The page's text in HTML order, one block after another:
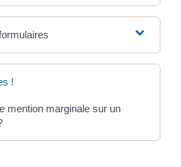
!
mention marginale sur un